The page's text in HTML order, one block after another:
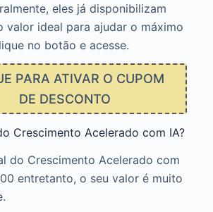
eles já disponibilizam
valor ideal para ajudar o máximo
no botão e acesse.
PARA ATIVAR O CUPOM
DE DESCONTO
Crescimento Acelerado com IA?
do Crescimento Acelerado com
entretanto, o seu valor é muito